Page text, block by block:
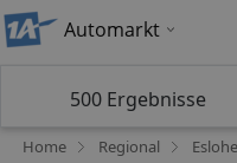
Automarkt
500 Ergebnisse
Home Regional